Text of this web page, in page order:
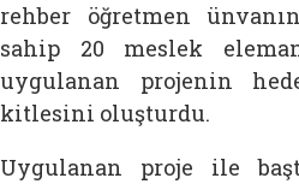
rehber öğretmen
sahip 20 meslek
uygulanan projenin
kitlesini oluşturdu.
Uygulanan proje ile